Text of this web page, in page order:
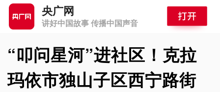
央广网
讲好中国故事 传播中国声音
“叩问星河”进社区！克拉
玛依市独山子区西宁路街